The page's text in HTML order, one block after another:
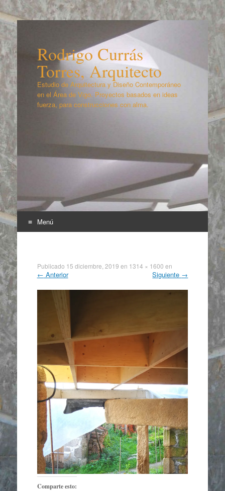
Rodrigo Currás
Torres, Arquitecto
Estudio de Arquitectura y Diseño Contemporáneo
en el Área de Vigo. Proyectos basados en ideas
fuerza, para construcciones con alma.
Menú
Publicado 15 diciembre, 2019 en 1314 × 1600 en
← Anterior Siguiente →
Comparte esto: